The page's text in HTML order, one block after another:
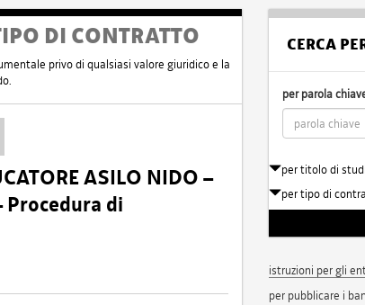
DI CONTRATTO
privo di qualsiasi valore giuridico e la
ASILO NIDO –
Procedura di
CERCA
per parola
per titolo di
per tipo di
istruzioni per gli
per pubblicare i